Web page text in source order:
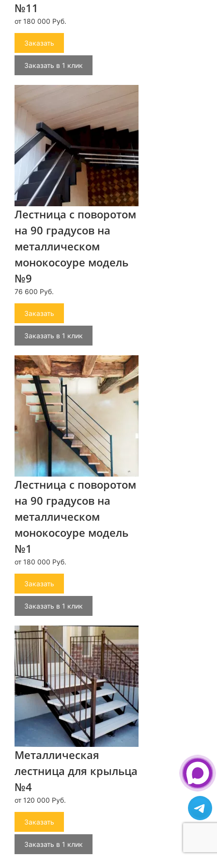
№11
от 180 000 Руб.
Заказать
Заказать в 1 клик
Лестница с поворотом
на 90 градусов на
металлическом
монокосоуре модель
№9
76 600 Руб.
Заказать
Заказать в 1 клик
Лестница с поворотом
на 90 градусов на
металлическом
монокосоуре модель
№1
от 180 000 Руб.
Заказать
Заказать в 1 клик
Металлическая
лестница для крыльца
№4
от 120 000 Руб.
Заказать
Заказать в 1 клик